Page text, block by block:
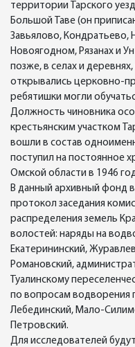
территории Тарского
Большой Таве (он
Завьялово,
Новоягодном, Рязанах и
позже, в селах и
открывались церковно-
ребятишки могли
Должность чиновника
крестьянским участком
вошли в состав
поступил на постоянное
Омской области в 1946
В данный архивный фонд
протокол заседания
распределения земель
волостей: наряды на
Екатерининский,
Романовский,
Туалинскому
по вопросам водворения
Лебединский, Мало-
Петровский.
Для исследователей